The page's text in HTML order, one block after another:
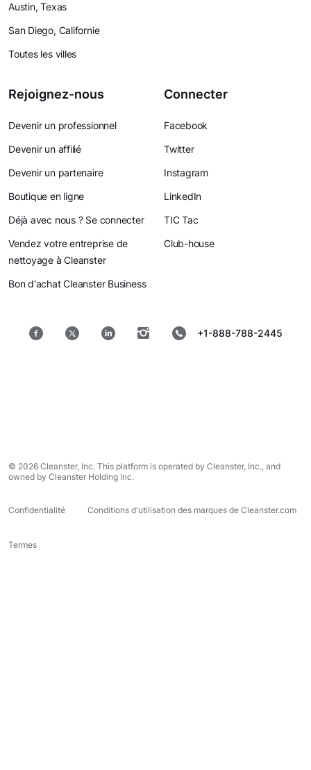
Austin, Texas
San Diego, Californie
Toutes les villes
Rejoignez-nous
Devenir un professionnel
Devenir un affilié
Devenir un partenaire
Boutique en ligne
Déjà avec nous ? Se connecter
Vendez votre entreprise de
nettoyage à Cleanster
Bon d'achat Cleanster Business
Connecter
Facebook
Twitter
Instagram
LinkedIn
TIC Tac
Club-house
+1-888-788-2445
© 2026 Cleanster, Inc. This platform is operated by Cleanster, Inc., and
owned by Cleanster Holding Inc.
Confidentialité Conditions d'utilisation des marques de Cleanster.com
Termes